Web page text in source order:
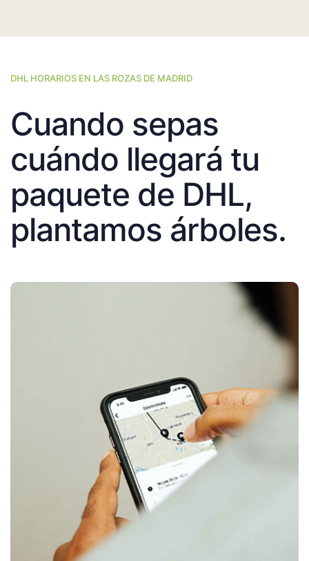
DHL HORARIOS EN LAS ROZAS DE MADRID
Cuando sepas
cuándo llegará tu
paquete de DHL,
plantamos árboles.